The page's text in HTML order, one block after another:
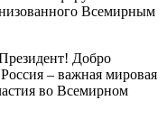
Всемирным
Добро
– важная мировая
во Всемирном